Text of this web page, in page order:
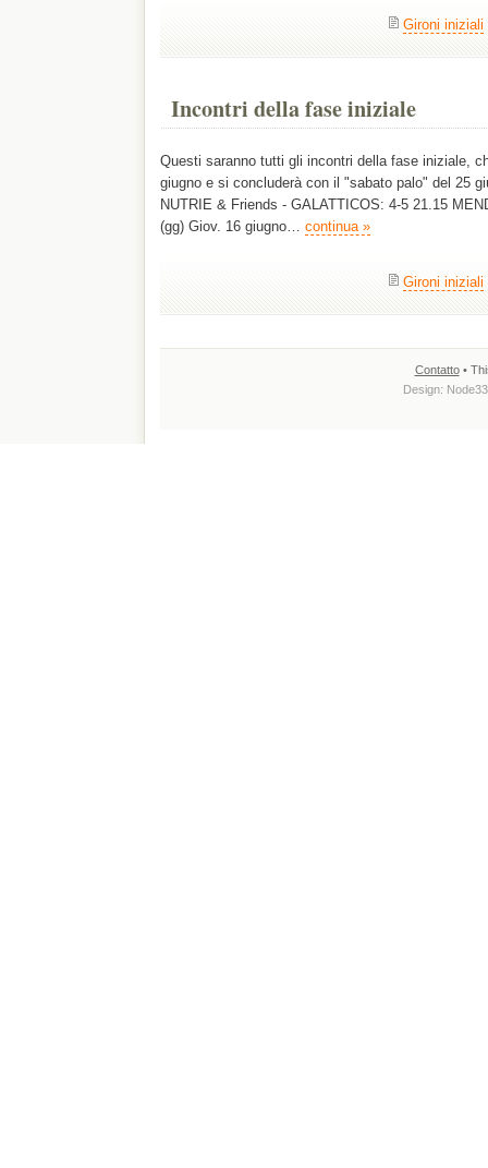
Gironi iniziali
Incontri della fase iniziale
Questi saranno tutti gli incontri della fase iniziale,
giugno e si concluderà con il "sabato palo" del 25
NUTRIE & Friends - GALATTICOS: 4-5 21.15
(gg) Giov. 16 giugno… continua »
Gironi iniziali
Contatto•
Design: Node33